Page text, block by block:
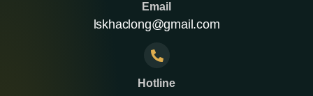
Email
lskhaclong@gmail.com
Hotline